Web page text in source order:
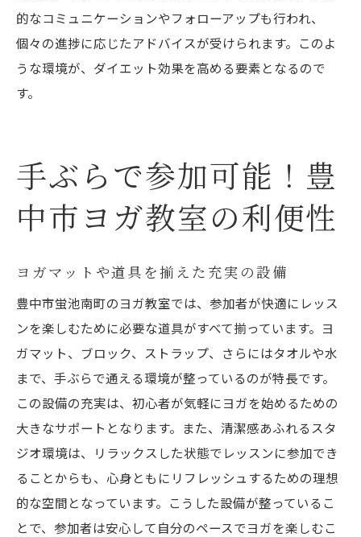
的なコミュニケーションやフォローアップも行われ、
個々の進捗に応じたアドバイスが受けられます。このよ
うな環境が、ダイエット効果を高める要素となるので
す。
手ぶらで参加可能！豊
中市ヨガ教室の利便性
ヨガマットや道具を揃えた充実の設備
豊中市蛍池南町のヨガ教室では、参加者が快適にレッス
ンを楽しむために必要な道具がすべて揃っています。ヨ
ガマット、ブロック、ストラップ、さらにはタオルや水
まで、手ぶらで通える環境が整っているのが特長です。
この設備の充実は、初心者が気軽にヨガを始めるための
大きなサポートとなります。また、清潔感あふれるスタ
ジオ環境は、リラックスした状態でレッスンに参加でき
ることからも、心身ともにリフレッシュするための理想
的な空間となっています。こうした設備が整っているこ
とで、参加者は安心して自分のペースでヨガを楽しむこ